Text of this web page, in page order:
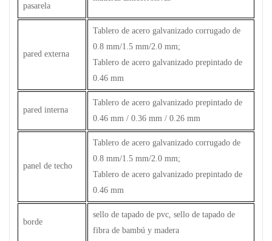
pasarela
pared externa
Tablero de acero galvanizado corrugado de
0.8 mm/1.5 mm/2.0 mm;
Tablero de acero galvanizado prepintado de
0.46 mm
pared interna
Tablero de acero galvanizado prepintado de
0.46 mm / 0.36 mm / 0.26 mm
panel de techo
Tablero de acero galvanizado corrugado de
0.8 mm/1.5 mm/2.0 mm;
Tablero de acero galvanizado prepintado de
0.46 mm
borde
sello de tapado de pvc, sello de tapado de
fibra de bambú y madera